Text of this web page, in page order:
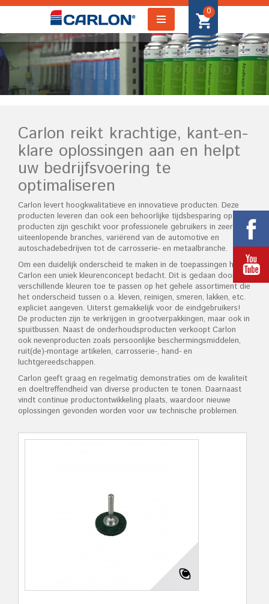
0
Carlon reikt krachtige, kant-en-
klare oplossingen aan en helpt
uw bedrijfsvoering te
optimaliseren
Carlon levert hoogkwalitatieve en innovatieve producten. Deze
producten leveren dan ook een behoorlijke tijdsbesparing op. De
producten zijn geschikt voor professionele gebruikers in zeer
uiteenlopende branches, variërend van de automotive en
autoschadebedrijven tot de carrosserie- en metaalbranche.
Om een duidelijk onderscheid te maken in de toepassingen heeft
Carlon een uniek kleurenconcept bedacht. Dit is gedaan door tien
verschillende kleuren toe te passen op het gehele assortiment die
het onderscheid tussen o.a. kleven, reinigen, smeren, lakken, etc.
expliciet aangeven. Uiterst gemakkelijk voor de eindgebruikers!
De producten zijn te verkrijgen in grootverpakkingen, maar ook in
spuitbussen. Naast de onderhoudsproducten verkoopt Carlon
ook nevenproducten zoals persoonlijke beschermingsmiddelen,
ruit(de)-montage artikelen, carrosserie-, hand- en
luchtgereedschappen.
Carlon geeft graag en regelmatig demonstraties om de kwaliteit
en doeltreffendheid van diverse producten te tonen. Daarnaast
vindt continue productontwikkeling plaats, waardoor nieuwe
oplossingen gevonden worden voor uw technische problemen.